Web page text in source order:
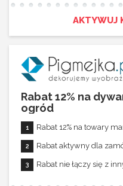
AKTYWUJ
Rabat 12% na
ogród
Rabat 12% na towary
Rabat aktywny dla
Rabat nie łączy się z